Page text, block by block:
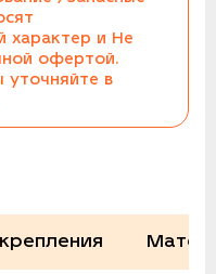
характер и Не
офертой.
уточняйте в